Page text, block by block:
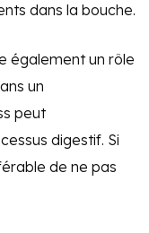
dans la bouche.
également un rôle
un
peut
digestif. Si
de ne pas